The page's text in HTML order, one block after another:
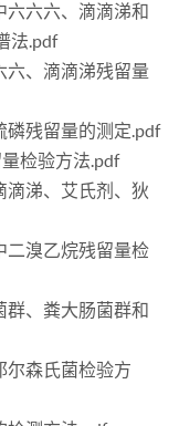
六六六、滴滴涕和
法.pdf
六、滴滴涕残留量
磷残留量的测定.pdf
检验方法.pdf
滴涕、艾氏剂、狄
二溴乙烷残留量检
群、粪大肠菌群和
尔森氏菌检验方